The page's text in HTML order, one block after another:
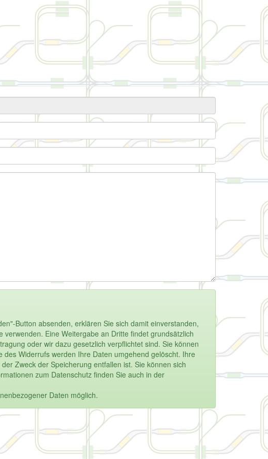
Button absenden, erklären Sie sich damit einverstanden,
Eine Weitergabe an Dritte findet grundsätzlich
oder wir dazu gesetzlich verpflichtet sind. Sie können
Widerrufs werden Ihre Daten umgehend gelöscht. Ihre
Zweck der Speicherung entfallen ist. Sie können sich
zum Datenschutz finden Sie auch in der
Daten möglich.